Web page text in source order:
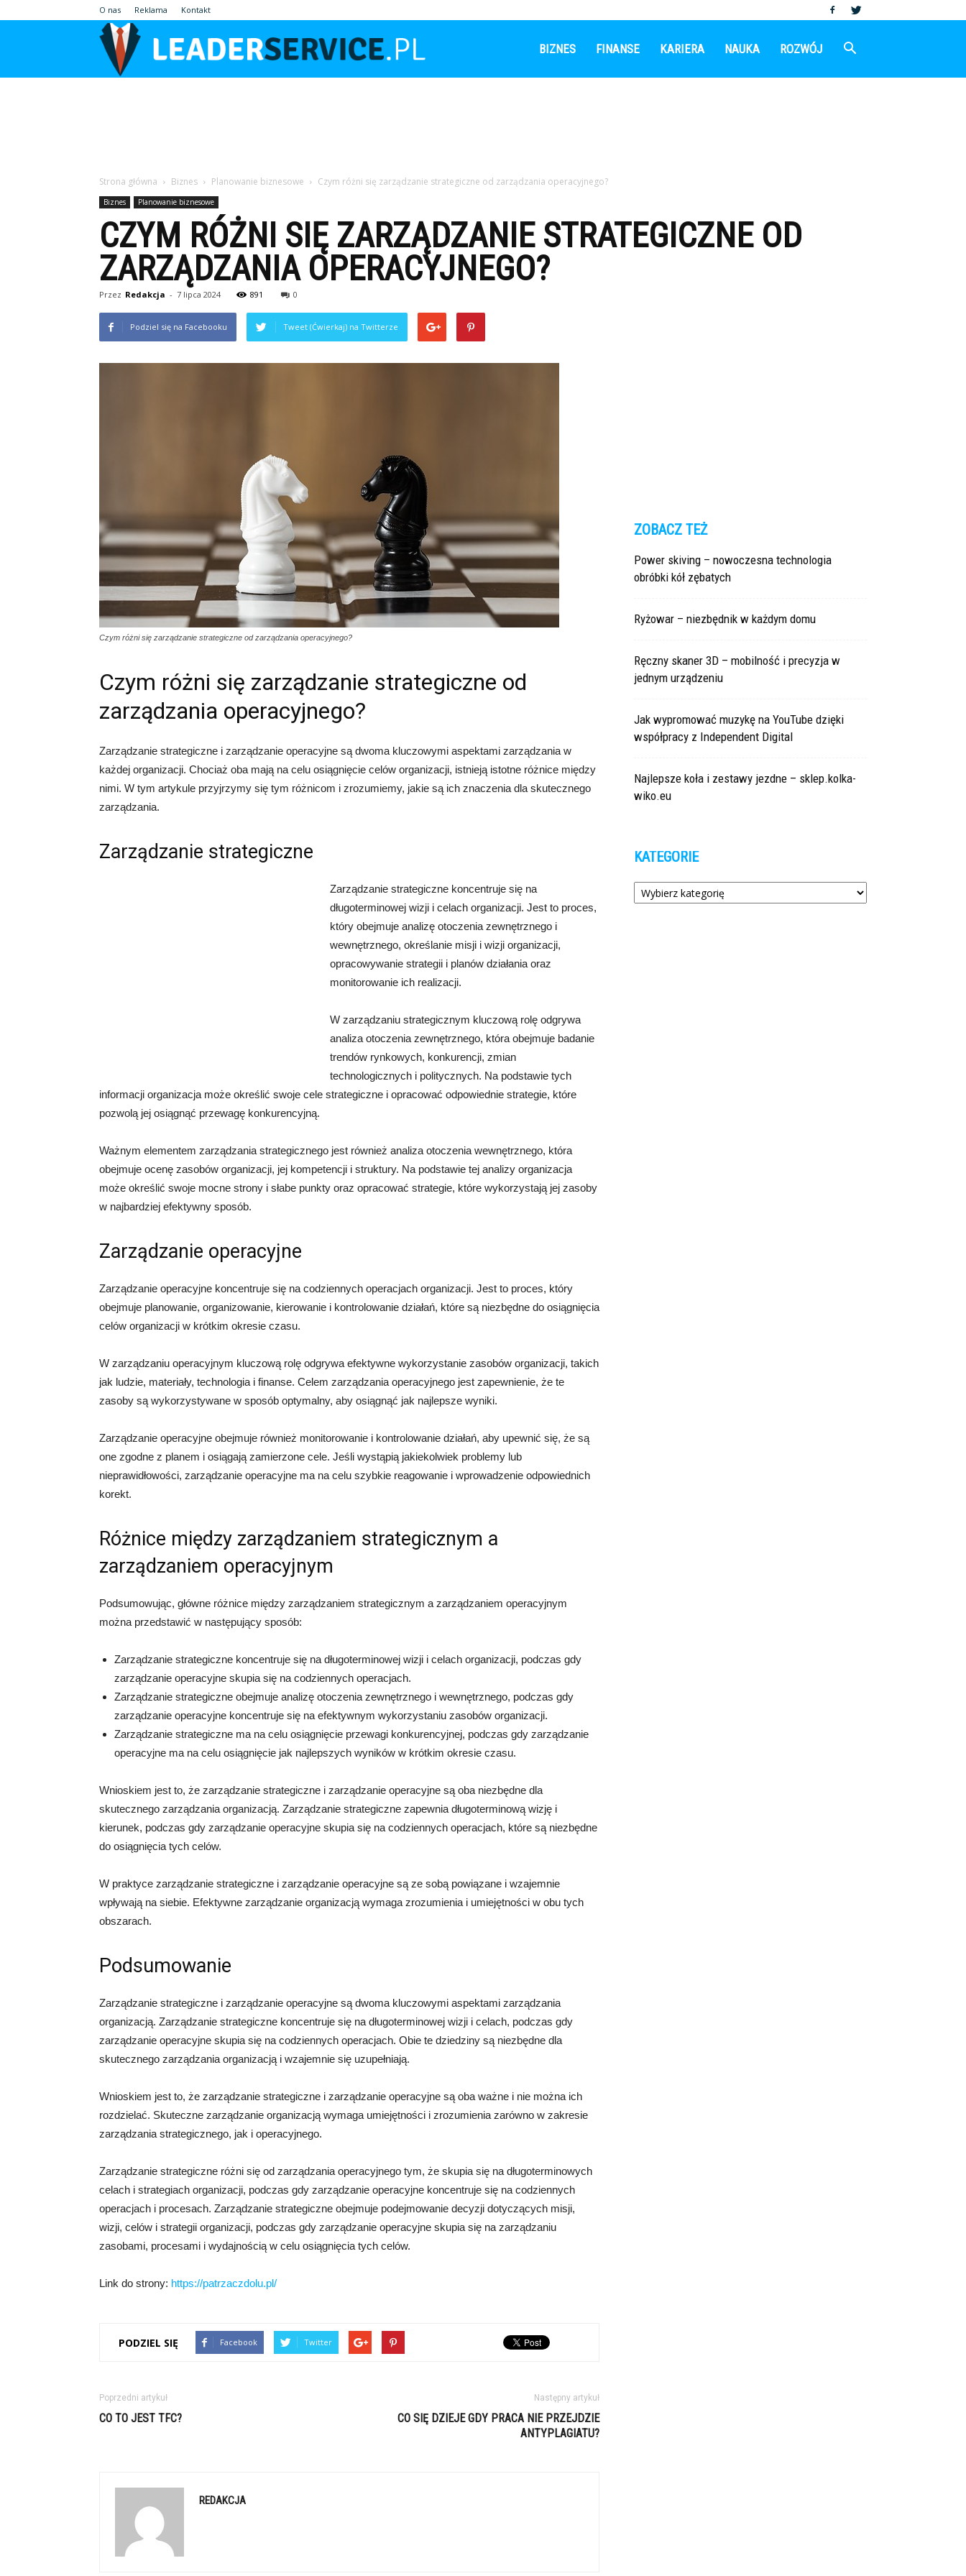
O nas Reklama Kontakt
BIZNES FINANSE KARIERA NAUKA ROZWÓJ
Strona główna Biznes Planowanie biznesowe Czym różni się zarządzanie strategiczne od zarządzania operacyjnego?
Biznes Planowanie biznesowe
CZYM RÓŻNI SIĘ ZARZĄDZANIE STRATEGICZNE OD
ZARZĄDZANIA OPERACYJNEGO?
Przez Redakcja - 7 lipca 2024 891 0
Podziel się na Facebooku Tweet (Ćwierkaj) na Twitterze
Czym różni się zarządzanie strategiczne od zarządzania operacyjnego?
Czym różni się zarządzanie strategiczne od
zarządzania operacyjnego?
Zarządzanie strategiczne i zarządzanie operacyjne są dwoma kluczowymi aspektami zarządzania w
każdej organizacji. Chociaż oba mają na celu osiągnięcie celów organizacji, istnieją istotne różnice między
nimi. W tym artykule przyjrzymy się tym różnicom i zrozumiemy, jakie są ich znaczenia dla skutecznego
zarządzania.
Zarządzanie strategiczne
Zarządzanie strategiczne koncentruje się na
długoterminowej wizji i celach organizacji. Jest to proces,
który obejmuje analizę otoczenia zewnętrznego i
wewnętrznego, określanie misji i wizji organizacji,
opracowywanie strategii i planów działania oraz
monitorowanie ich realizacji.
W zarządzaniu strategicznym kluczową rolę odgrywa
analiza otoczenia zewnętrznego, która obejmuje badanie
trendów rynkowych, konkurencji, zmian
technologicznych i politycznych. Na podstawie tych
informacji organizacja może określić swoje cele strategiczne i opracować odpowiednie strategie, które
pozwolą jej osiągnąć przewagę konkurencyjną.
Ważnym elementem zarządzania strategicznego jest również analiza otoczenia wewnętrznego, która
obejmuje ocenę zasobów organizacji, jej kompetencji i struktury. Na podstawie tej analizy organizacja
może określić swoje mocne strony i słabe punkty oraz opracować strategie, które wykorzystają jej zasoby
w najbardziej efektywny sposób.
Zarządzanie operacyjne
Zarządzanie operacyjne koncentruje się na codziennych operacjach organizacji. Jest to proces, który
obejmuje planowanie, organizowanie, kierowanie i kontrolowanie działań, które są niezbędne do osiągnięcia
celów organizacji w krótkim okresie czasu.
W zarządzaniu operacyjnym kluczową rolę odgrywa efektywne wykorzystanie zasobów organizacji, takich
jak ludzie, materiały, technologia i finanse. Celem zarządzania operacyjnego jest zapewnienie, że te
zasoby są wykorzystywane w sposób optymalny, aby osiągnąć jak najlepsze wyniki.
Zarządzanie operacyjne obejmuje również monitorowanie i kontrolowanie działań, aby upewnić się, że są
one zgodne z planem i osiągają zamierzone cele. Jeśli wystąpią jakiekolwiek problemy lub
nieprawidłowości, zarządzanie operacyjne ma na celu szybkie reagowanie i wprowadzenie odpowiednich
korekt.
Różnice między zarządzaniem strategicznym a
zarządzaniem operacyjnym
Podsumowując, główne różnice między zarządzaniem strategicznym a zarządzaniem operacyjnym
można przedstawić w następujący sposób:
Zarządzanie strategiczne koncentruje się na długoterminowej wizji i celach organizacji, podczas gdy
zarządzanie operacyjne skupia się na codziennych operacjach.
Zarządzanie strategiczne obejmuje analizę otoczenia zewnętrznego i wewnętrznego, podczas gdy
zarządzanie operacyjne koncentruje się na efektywnym wykorzystaniu zasobów organizacji.
Zarządzanie strategiczne ma na celu osiągnięcie przewagi konkurencyjnej, podczas gdy zarządzanie
operacyjne ma na celu osiągnięcie jak najlepszych wyników w krótkim okresie czasu.
Wnioskiem jest to, że zarządzanie strategiczne i zarządzanie operacyjne są oba niezbędne dla
skutecznego zarządzania organizacją. Zarządzanie strategiczne zapewnia długoterminową wizję i
kierunek, podczas gdy zarządzanie operacyjne skupia się na codziennych operacjach, które są niezbędne
do osiągnięcia tych celów.
W praktyce zarządzanie strategiczne i zarządzanie operacyjne są ze sobą powiązane i wzajemnie
wpływają na siebie. Efektywne zarządzanie organizacją wymaga zrozumienia i umiejętności w obu tych
obszarach.
Podsumowanie
Zarządzanie strategiczne i zarządzanie operacyjne są dwoma kluczowymi aspektami zarządzania
organizacją. Zarządzanie strategiczne koncentruje się na długoterminowej wizji i celach, podczas gdy
zarządzanie operacyjne skupia się na codziennych operacjach. Obie te dziedziny są niezbędne dla
skutecznego zarządzania organizacją i wzajemnie się uzupełniają.
Wnioskiem jest to, że zarządzanie strategiczne i zarządzanie operacyjne są oba ważne i nie można ich
rozdzielać. Skuteczne zarządzanie organizacją wymaga umiejętności i zrozumienia zarówno w zakresie
zarządzania strategicznego, jak i operacyjnego.
Zarządzanie strategiczne różni się od zarządzania operacyjnego tym, że skupia się na długoterminowych
celach i strategiach organizacji, podczas gdy zarządzanie operacyjne koncentruje się na codziennych
operacjach i procesach. Zarządzanie strategiczne obejmuje podejmowanie decyzji dotyczących misji,
wizji, celów i strategii organizacji, podczas gdy zarządzanie operacyjne skupia się na zarządzaniu
zasobami, procesami i wydajnością w celu osiągnięcia tych celów.
Link do strony: https://patrzaczdolu.pl/
PODZIEL SIĘ Facebook Twitter
Poprzedni artykuł
CO TO JEST TFC?
Następny artykuł
CO SIĘ DZIEJE GDY PRACA NIE PRZEJDZIE
ANTYPLAGIATU?
REDAKCJA
ZOBACZ TEŻ
Power skiving – nowoczesna technologia
obróbki kół zębatych
Ryżowar – niezbędnik w każdym domu
Ręczny skaner 3D – mobilność i precyzja w
jednym urządzeniu
Jak wypromować muzykę na YouTube dzięki
współpracy z Independent Digital
Najlepsze koła i zestawy jezdne – sklep.kolka-
wiko.eu
KATEGORIE
Kategorie